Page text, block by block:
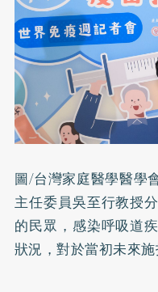
圖/台灣家庭醫學醫學
主任委員吳至行教授
的民眾，感染呼吸道
狀況，對於當初未來施